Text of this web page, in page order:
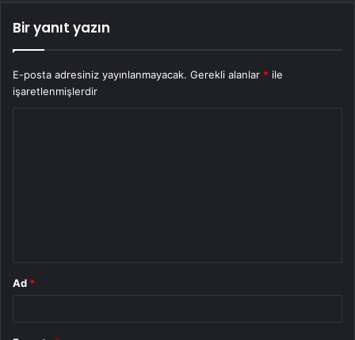
Bir yanıt yazın
E-posta adresiniz yayınlanmayacak. Gerekli alanlar * ile
işaretlenmişlerdir
Ad *